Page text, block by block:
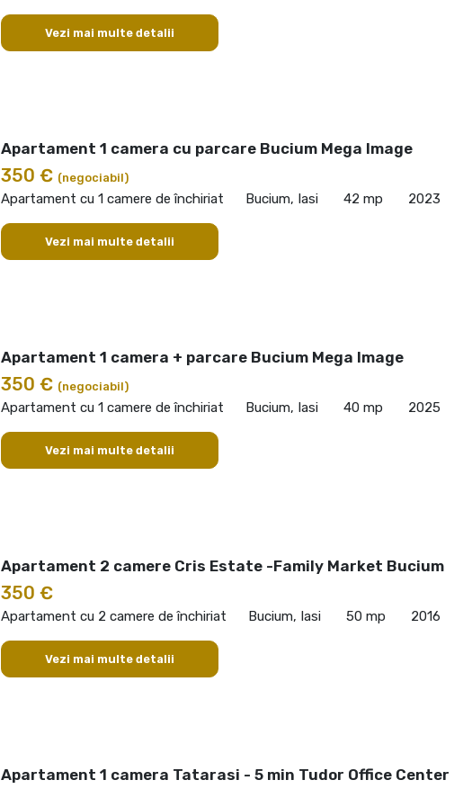
Vezi mai multe detalii
Apartament 1 camera cu parcare Bucium Mega Image
350 € (negociabil)
Apartament cu 1 camere de închiriat Bucium, Iasi 42 mp 2023
Vezi mai multe detalii
Apartament 1 camera + parcare Bucium Mega Image
350 € (negociabil)
Apartament cu 1 camere de închiriat Bucium, Iasi 40 mp 2025
Vezi mai multe detalii
Apartament 2 camere Cris Estate -Family Market Bucium
350 €
Apartament cu 2 camere de închiriat Bucium, Iasi 50 mp 2016
Vezi mai multe detalii
Apartament 1 camera Tatarasi - 5 min Tudor Office Center